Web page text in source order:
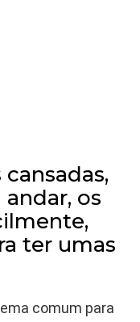
os
ter umas
comum para